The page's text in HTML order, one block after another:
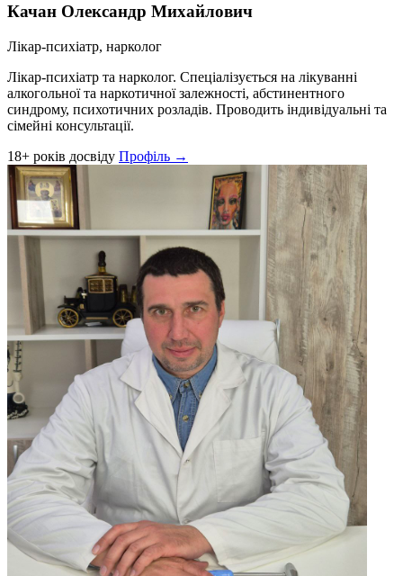
Качан Олександр Михайлович
Лікар-психіатр, нарколог
Лікар-психіатр та нарколог. Спеціалізується на лікуванні
алкогольної та наркотичної залежності, абстинентного
синдрому, психотичних розладів. Проводить індивідуальні та
сімейні консультації.
18+ років досвіду Профіль →